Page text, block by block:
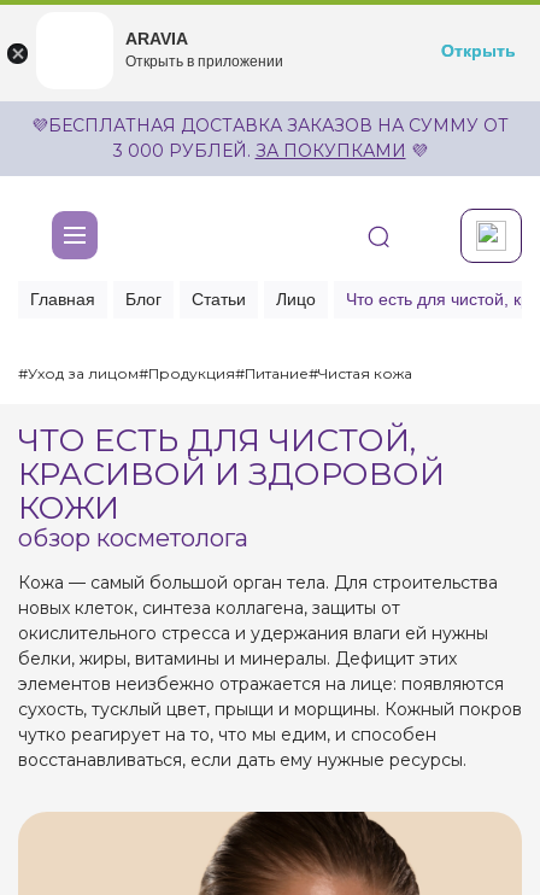
undefined
Бесплатноru.aravia.new
Открыть
💜БЕСПЛАТНАЯ ДОСТАВКА ЗАКАЗОВ НА СУММУ ОТ
3 000 РУБЛЕЙ. ЗА ПОКУПКАМИ 💜
Главная Блог Статьи Лицо Что есть для чистой,
#Уход за лицом#Продукция#Питание#Чистая кожа
ЧТО ЕСТЬ ДЛЯ ЧИСТОЙ,
КРАСИВОЙ И ЗДОРОВОЙ
КОЖИ
обзор косметолога
Кожа — самый большой орган тела. Для строительства
новых клеток, синтеза коллагена, защиты от
окислительного стресса и удержания влаги ей нужны
белки, жиры, витамины и минералы. Дефицит этих
элементов неизбежно отражается на лице: появляются
сухость, тусклый цвет, прыщи и морщины. Кожный покров
чутко реагирует на то, что мы едим, и способен
восстанавливаться, если дать ему нужные ресурсы.
ARAVIA
Открыть в приложении
Открыть